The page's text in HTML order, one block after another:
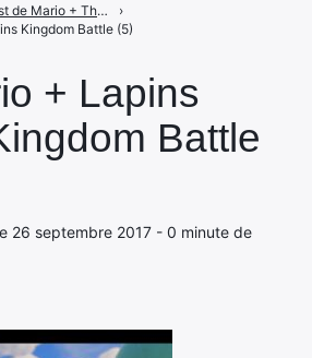
+ Lapins
Battle
26 septembre 2017 - 0 minute de
Test de Mario + The Lapins Crétins Kingdom Battle, le mariage parfait ?
›
Kingdom Battle (5)